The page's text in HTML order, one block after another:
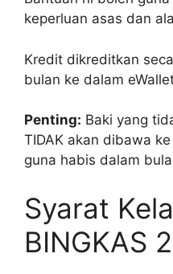
keperluan asas dan
Kredit dikreditkan
bulan ke dalam
Penting: Baki yang
TIDAK akan dibawa
guna habis dalam
Syarat
BINGKAS